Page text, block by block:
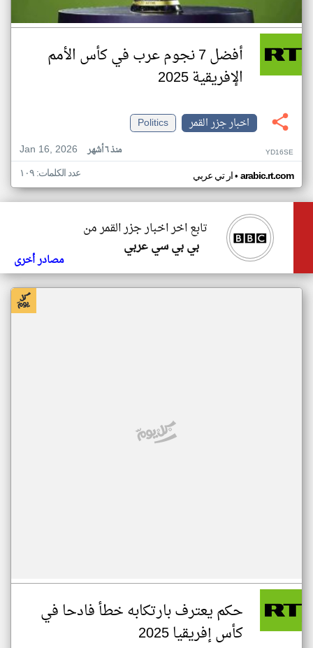
أفضل 7 نجوم عرب في كأس الأمم
الإفريقية 2025
اخبار جزر القمر
Politics
Jan 16, 2026
منذ ٦ أشهر YD16SE
ار تي عربي• arabic.rt.com عدد الكلمات: ١٠٩
تابع اخر اخبار جزر القمر من
بي بي سي عربي
مصادر أخرى
حكم يعترف بارتكابه خطأ فادحا في
كأس إفريقيا 2025